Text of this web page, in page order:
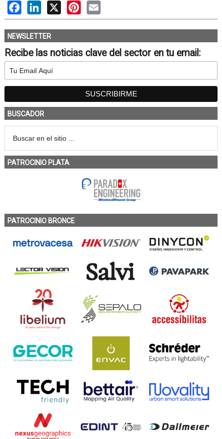
FacebookLinkedIn Pinterest
NEWSLETTER
Recibe las noticias clave del sector en tu email:
BUSCADOR
PATROCINIO PLATA
PATROCINIO BRONCE